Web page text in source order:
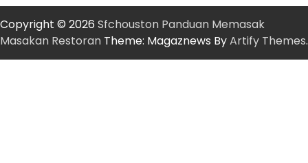
Copyright © 2026 Sfchouston Panduan Memasak
Masakan Restoran Theme: Magaznews ByArtify Themes.